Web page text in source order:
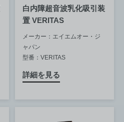
白内障超音波乳化吸引装
置 VERITAS
メーカー：エイエムオー・ジ
ャパン
型番：VERITAS
詳細を見る